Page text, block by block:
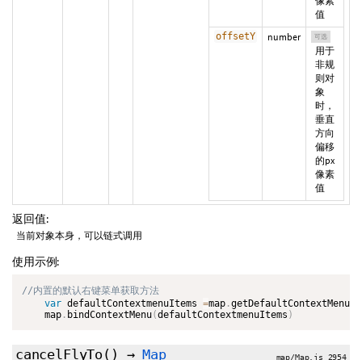
值
offsetY number 可选
用于
非规
则对
象
时，
垂直
方向
偏移
的px
像素
值
返回值:
当前对象本身，可以链式调用
使用示例:
var defaultContextmenuItems =map .getDefaultContextMenu
    map
. bindContextMenu(defaultContextmenuItems )
cancelFlyTo () →Map map/Map.js 2954